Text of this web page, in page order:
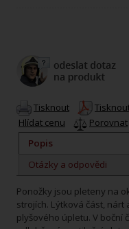
Tisknout
Hlídat cenu
Porovnat
Popis
Otázky a odpovědi
Ponožky jsou pleteny na
strojích. Lýtková část,
plyšového úpletu. V boční